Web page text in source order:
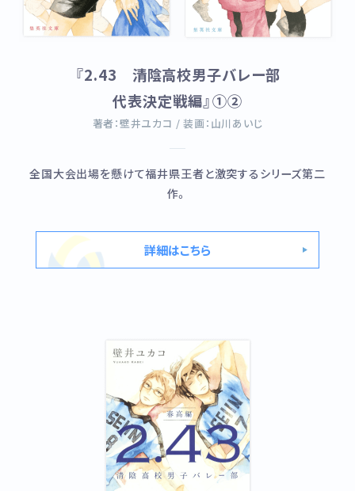
『2.43 清陰高校男子バレー部
代表決定戦編』①②
著者：壁井ユカコ / 装画：山川あいじ
全国大会出場を懸けて福井県王者と激突するシリーズ第二
作。
詳細はこちら